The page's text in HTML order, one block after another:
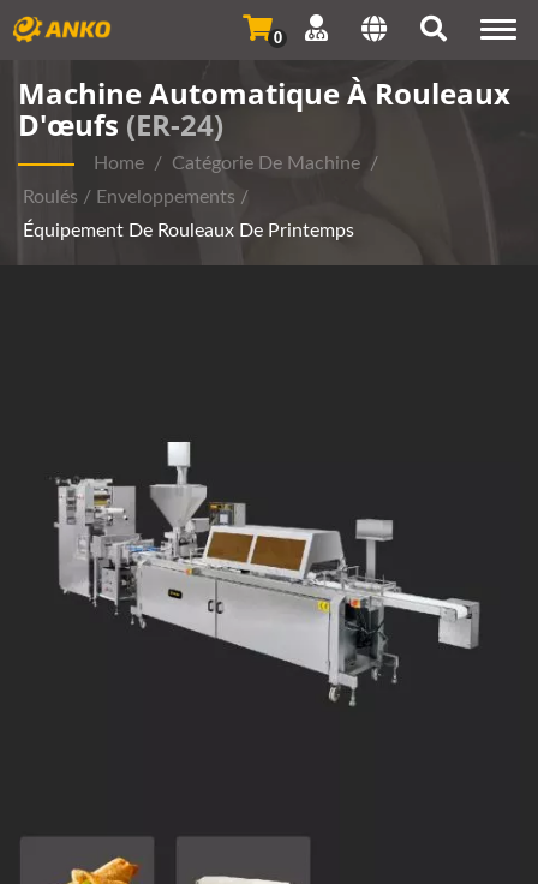
0
Machine Automatique À Rouleaux
D'œufs (ER-24)
Home / Catégorie De Machine /
Roulés / Enveloppements /
Équipement De Rouleaux De Printemps